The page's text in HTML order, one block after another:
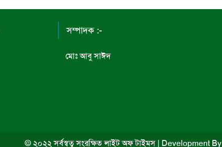
সম্পাদক :-
মোঃ আবু সাঈদ
© ২০২২ সর্বস্বত্ব সংরক্ষিত লাইট অফ টাইমস | Development By